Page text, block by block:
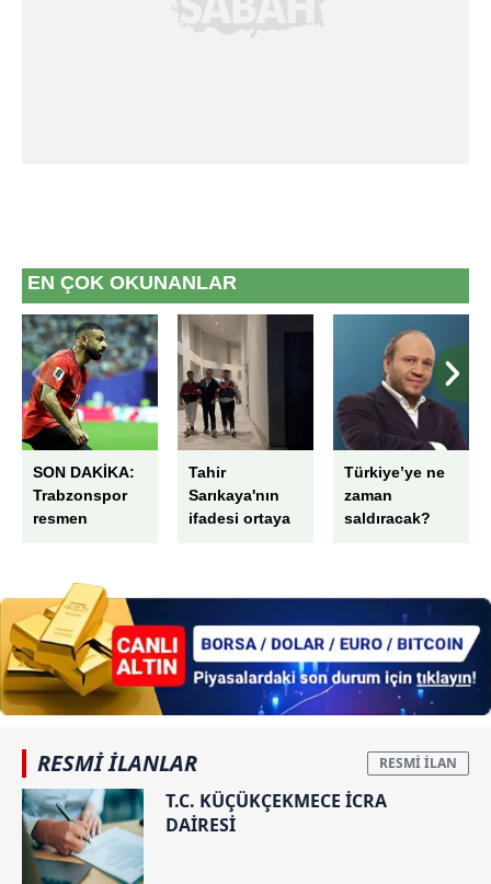
kullanılmaktadır. Bu çerezler vasıtasıyla çeşitli kişisel
verileriniz işlenmekte olup gerekli olan çerezler bilgi
için Ayarlar butonuna tıklayabilir,Çerez Bilgilendirme
Metnimiziziyaret edebilirsiniz.
6698 sayılı Kişisel Verilerin Korunması Kanunu uyarınca
hazırlanmış Aydınlatma Metnimizi okumak ve sitemizde
ilgili mevzuata uygun olarak kullanılan çerezlerle ilgili bilgi
almak için lütfentıklayınız.
EN ÇOK OKUNANLAR
SON DAKİKA:
Trabzonspor
resmen
Salah transferi
sonrası
Ertuğrul
Doğan'dan ilk
sözler
Tahir
Sarıkaya'nın
ifadesi ortaya
savunması:
Dikkat çeken
Haluk Levent
Türkiye’ye ne
zaman
saldıracak?
RESMİ İLANLAR
T.C. KÜÇÜKÇEKMECE İCRA
DAİRESİ